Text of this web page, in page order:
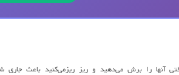
آنها را برش می‌دهید و ریز ریزمی‌کنید باعث